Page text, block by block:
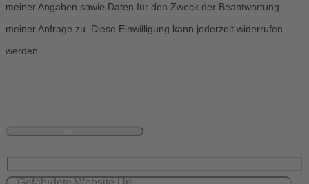
meiner Angaben sowie Daten für den Zweck der Beantwortung
meiner Anfrage zu. Diese Einwilligung kann jederzeit widerrufen
werden.